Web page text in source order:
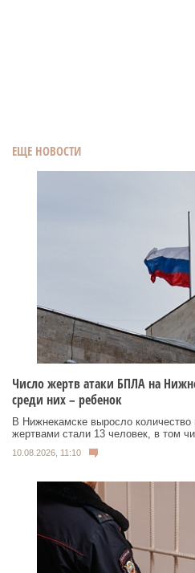
ЕЩЕ НОВОСТИ
Число жертв атаки БПЛА на
среди них – ребенок
В Нижнекамске выросло
жертвами стали 13 человек, в том
10.08.2026, 11:10